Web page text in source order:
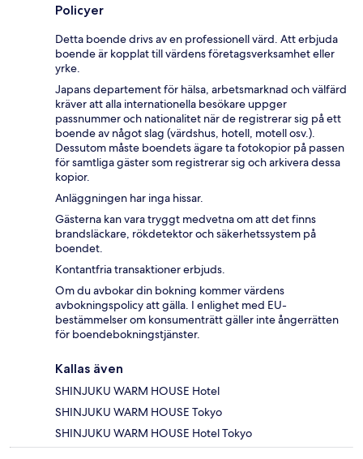
Policyer
Detta boende drivs av en professionell värd. Att erbjuda
boende är kopplat till värdens företagsverksamhet eller
yrke.
Japans departement för hälsa, arbetsmarknad och välfärd
kräver att alla internationella besökare uppger
passnummer och nationalitet när de registrerar sig på ett
boende av något slag (värdshus, hotell, motell osv.).
Dessutom måste boendets ägare ta fotokopior på passen
för samtliga gäster som registrerar sig och arkivera dessa
kopior.
Anläggningen har inga hissar.
Gästerna kan vara tryggt medvetna om att det finns
brandsläckare, rökdetektor och säkerhetssystem på
boendet.
Kontantfria transaktioner erbjuds.
Om du avbokar din bokning kommer värdens
avbokningspolicy att gälla. I enlighet med EU-
bestämmelser om konsumenträtt gäller inte ångerrätten
för boendebokningstjänster.
Kallas även
SHINJUKU WARM HOUSE Hotel
SHINJUKU WARM HOUSE Tokyo
SHINJUKU WARM HOUSE Hotel Tokyo